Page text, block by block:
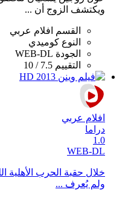
ويكتشف الزوج أن ...
القسم
افلام عربي
النوع كوميدي
الجودة WEB-DL
التقييم 7.5 / 10
افلام عربي
دراما
1.0
WEB-DL
خلال حقبة الحرب الأهلية
ولم يُعرف ...